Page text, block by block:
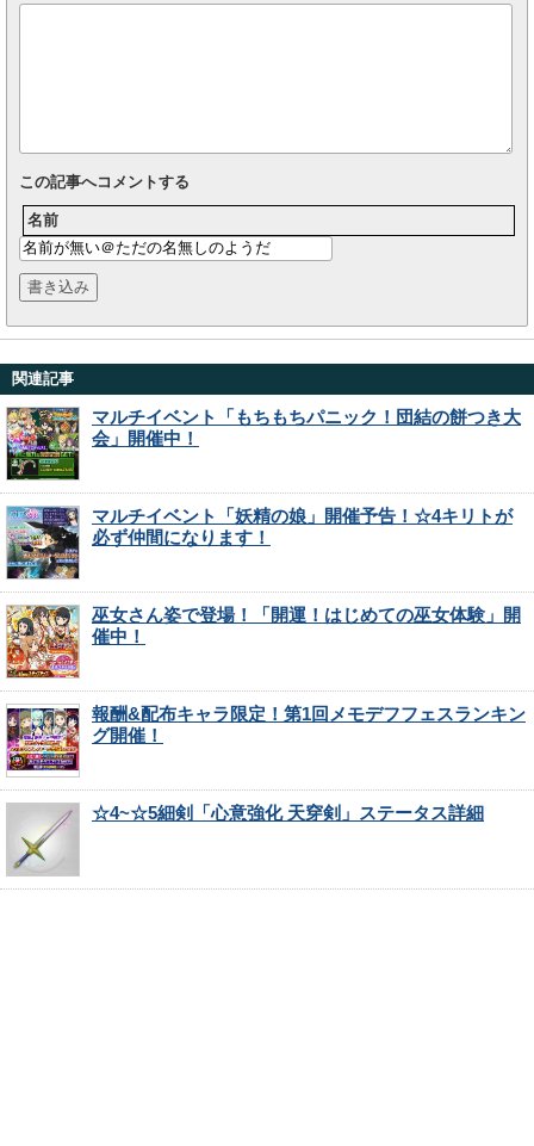
この記事へコメントする
名前
関連記事
マルチイベント「もちもちパニック！団結の餅つき大
会」開催中！
マルチイベント「妖精の娘」開催予告！☆4キリトが
必ず仲間になります！
巫女さん姿で登場！「開運！はじめての巫女体験」開
催中！
報酬&配布キャラ限定！第1回メモデフフェスランキン
グ開催！
☆4~☆5細剣「心意強化 天穿剣」ステータス詳細